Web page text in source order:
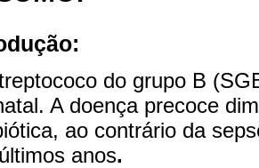
do grupo B
A doença precoce
ao contrário da
anos.